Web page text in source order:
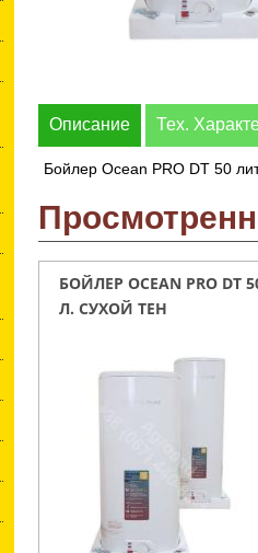
Описание Тех.
Бойлер Ocean PRO DT 50
БОЙЛЕР OCEAN PRO DT
Л. СУХОЙ ТЕН